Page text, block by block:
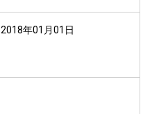
2018年01月01日